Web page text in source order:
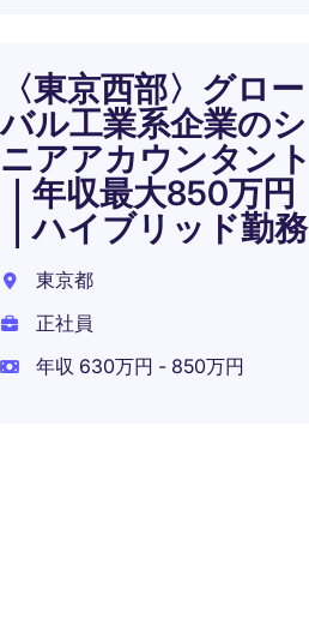
〈東京西部〉グロー
バル工業系企業のシ
ニアアカウンタント
｜年収最大850万円
｜ハイブリッド勤務
東京都
正社員
年収 630万円 - 850万円